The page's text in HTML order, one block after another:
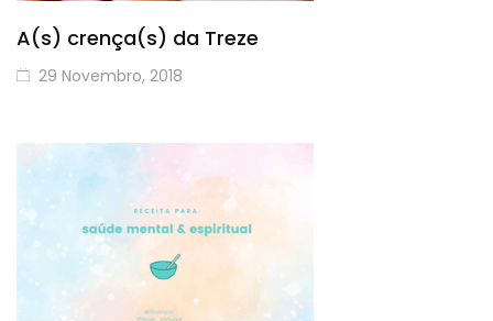
A(s) crença(s) da Treze
29 Novembro, 2018